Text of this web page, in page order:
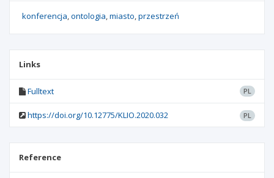
konferencja ontologia miasto przestrzeń
Links
Fulltext PL
https://doi.org/10.12775/KLIO.2020.032 PL
Reference